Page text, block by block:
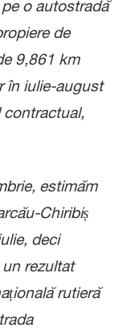
o autostradă
de
9,861 km
în iulie-august
contractual,
estimăm
Chiribiș
deci
rezultat
rutieră